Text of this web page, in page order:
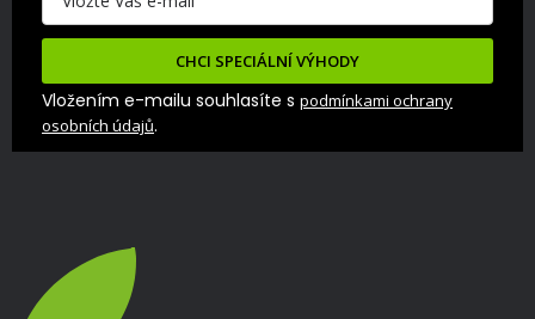
CHCI SPECIÁLNÍ VÝHODY
Vložením e-mailu souhlasíte s podmínkami ochrany
osobních údajů.